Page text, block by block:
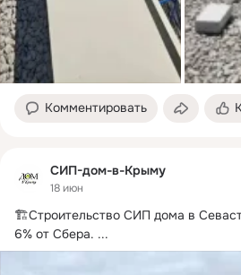
Комментировать
СИП-дом-в-Крыму
18 июн
🏗Строительство СИП дома в
6% от Сбера. ...